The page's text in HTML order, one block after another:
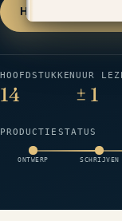
Houd me op de
HOOFDSTUKKEN
14
UUR
± 1
PRODUCTIESTATUS
ONTWERP SCHRIJVEN